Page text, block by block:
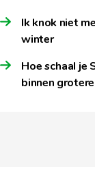
Ik knok niet
winter
Hoe schaal je
binnen